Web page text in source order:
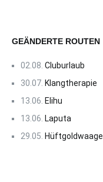
GEÄNDERTE ROUTEN
02.08. Cluburlaub
30.07. Klangtherapie
13.06. Elihu
13.06. Laputa
29.05. Hüftgoldwaage